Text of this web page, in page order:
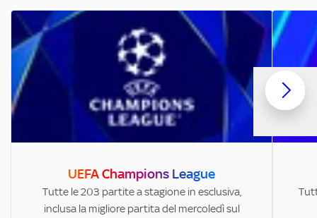
UEFA Champions League
Tutte le 203 partite a stagione in esclusiva,
inclusa la migliore partita del mercoledì sul